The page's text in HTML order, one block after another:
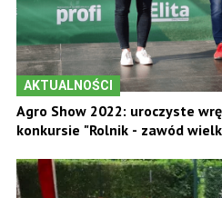
AKTUALNOŚCI
Agro Show 2022: uroczyste
konkursie "Rolnik - zawód